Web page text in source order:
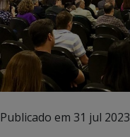
Publicado em 31 jul 2023